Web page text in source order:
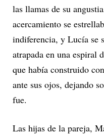
las llamas de su
acercamiento se
indiferencia, y Lucía se
atrapada en una espiral
que había construido
ante sus ojos, dejando
fue.
Las hijas de la pareja,